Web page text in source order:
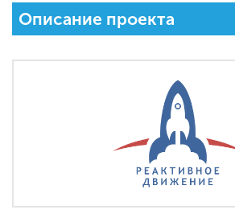
Описание проекта